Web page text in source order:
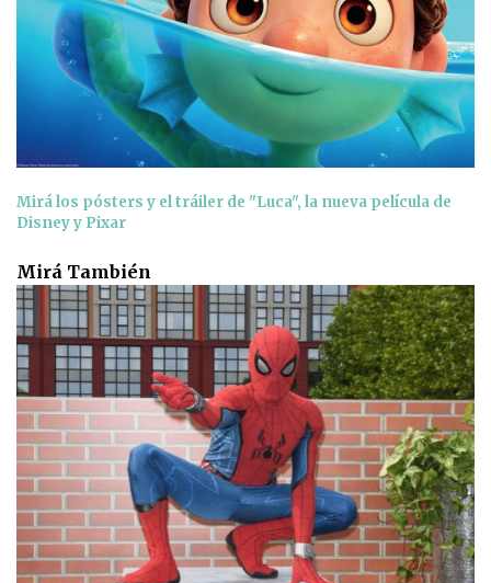
Mirá los pósters y el tráiler de "Luca", la nueva película de
Disney y Pixar
Mirá También